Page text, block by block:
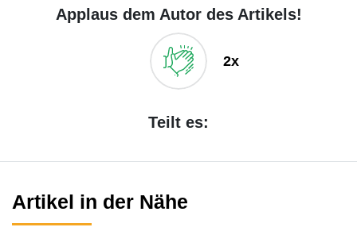
Applaus dem Autor des Artikels!
2x
Teilt es:
Artikel in der Nähe